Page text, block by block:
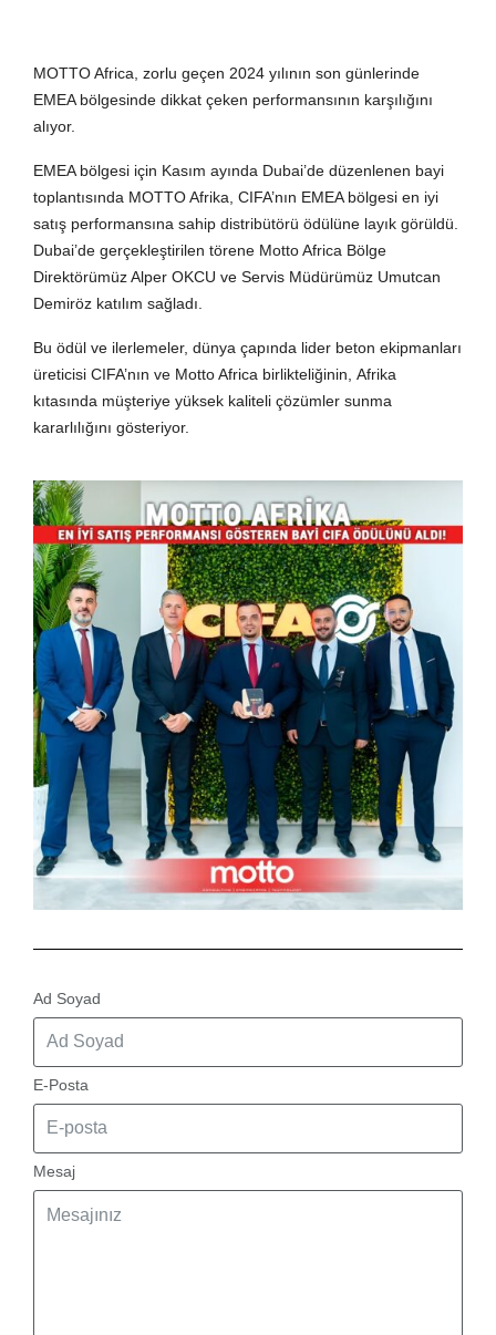
MOTTO Africa , zorlu geçen 2024 yılının son günlerinde
EMEA bölgesinde dikkat çeken performansının karşılığını
alıyor.
EMEA bölgesi için Kasım ayında Dubai’de düzenlenen bayi
toplantısında MOTTO Afrika, CIFA’nın EMEA bölgesi en iyi
satış performansına sahip distribütörü ödülüne layık görüldü.
Dubai’de gerçekleştirilen törene Motto Africa Bölge
Direktörümüz Alper OKCU ve Servis Müdürümüz Umutcan
Demiröz katılım sağladı.
Bu ödül ve ilerlemeler, dünya çapında lider beton ekipmanları
üreticisi CIFA’nın ve Motto Africa birlikteliğinin, Afrika
kıtasında müşteriye yüksek kaliteli çözümler sunma
kararlılığını gösteriyor.
Ad Soyad
E-Posta
Mesaj